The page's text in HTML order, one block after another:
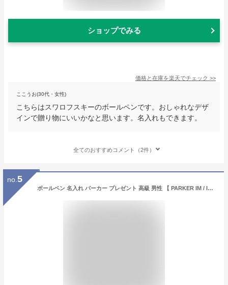
ショップでみる
価格と在庫を楽天でチェック >>
ここうお(30代・女性)
こちらはスワロフスキーのボールペンです。おしゃれなデザ
インで贈り物にいいかなと思います。名入れもできます。
全てのおすすめコメント（2件）
no. 5
ボールペン 名入れ パーカー プレゼント 高級 男性 【 PARKER IM / IMCT ギフトセット 8特盛 替え芯 付】 彼氏 ブランド ペン 名入り 転勤 お礼 異動 上司 父 義父 息子 就職祝い 卒業祝い 退職祝い ギフト 定年 退職 昇進 記念品 お祝い 実用的 送料無料 父の日 FLEGRE